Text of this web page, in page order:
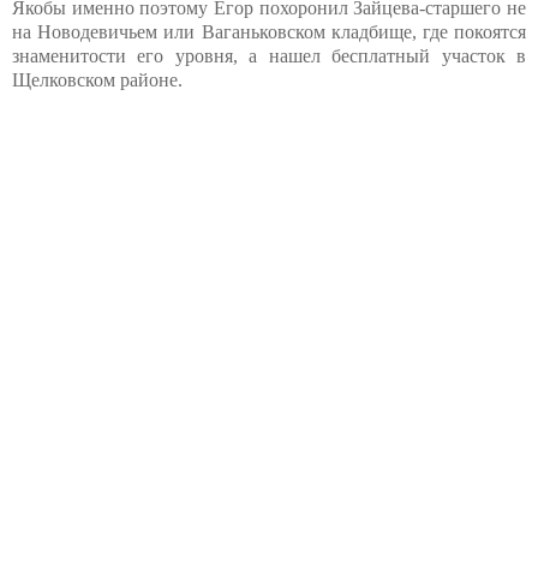
Якобы именно поэтому Егор похоронил Зайцева-старшего не
на Новодевичьем или Ваганьковском кладбище, где покоятся
знаменитости его уровня, а нашел бесплатный участок в
Щелковском районе.